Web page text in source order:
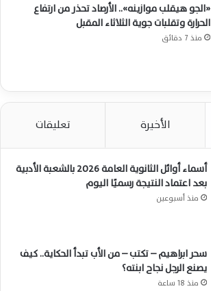
«الجو هيقلب موازينه».. الأرصاد تحذر من ارتفاع
الحرارة وتقلبات جوية الثلاثاء المقبل
منذ 7 دقائق
الأخيرة تعليقات
أسماء أوائل الثانوية العامة 2026 بالشعبة الأدبية
بعد اعتماد النتيجة رسميًا اليوم
منذ أسبوعين
سحر ابراهيم – تكتب – من الأب تبدأ الحكاية.. كيف
يصنع الرجل نجاح ابنته؟
منذ 18 ساعة